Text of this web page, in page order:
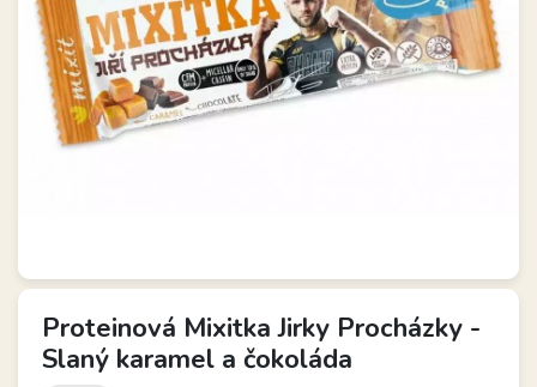
Proteinová Mixitka Jirky Procházky -
Slaný karamel a čokoláda